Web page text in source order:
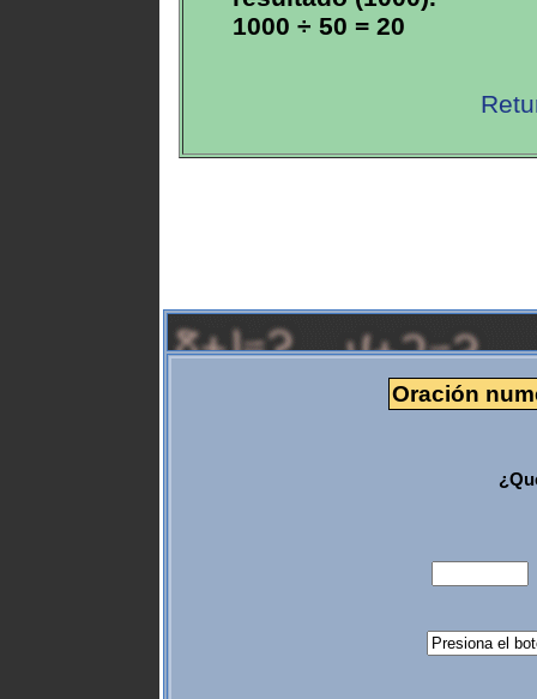
1000 ÷ 50 = 20
Oración